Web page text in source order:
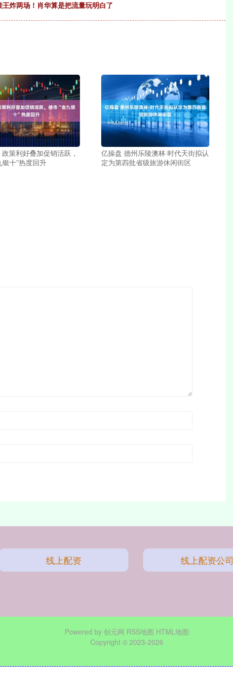
炸两场！肖华算是把流量玩明白了
策利好叠加促销活跃，
银十”热度回升
亿操盘 德州乐陵澳林·时代天街拟认
定为第四批省级旅游休闲街区
线上配资 线上配资公司
Powered by 创元网 RSS地图 HTML地图
Copyright © 2023-2026